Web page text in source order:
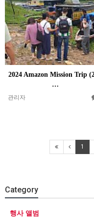
2024 Amazon Mission Trip
…
관리자
1
Category
행사 앨범